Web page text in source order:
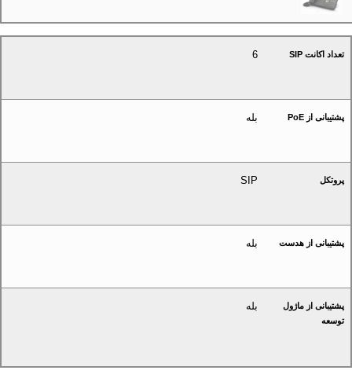
تعداد اکانت SIP 6
پشتیبانی از PoE بله
پروتکل SIP
پشتیبانی از هدست بله
پشتیبانی از ماژول
توسعه
بله